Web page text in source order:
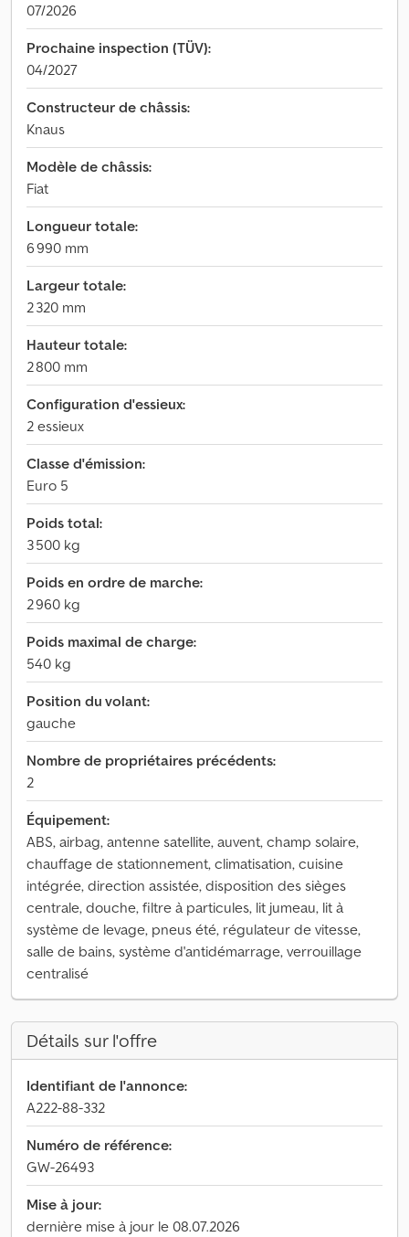
07/2026
Prochaine inspection (TÜV):
04/2027
Constructeur de châssis:
Knaus
Modèle de châssis:
Fiat
Longueur totale:
6 990 mm
Largeur totale:
2 320 mm
Hauteur totale:
2 800 mm
Configuration d'essieux:
2 essieux
Classe d'émission:
Euro 5
Poids total:
3 500 kg
Poids en ordre de marche:
2 960 kg
Poids maximal de charge:
540 kg
Position du volant:
gauche
Nombre de propriétaires précédents:
2
Équipement:
ABS, airbag, antenne satellite, auvent, champ solaire,
chauffage de stationnement, climatisation, cuisine
intégrée, direction assistée, disposition des sièges
centrale, douche, filtre à particules, lit jumeau, lit à
système de levage, pneus été, régulateur de vitesse,
salle de bains, système d'antidémarrage, verrouillage
centralisé
Détails sur l'offre
Identifiant de l'annonce:
A222-88-332
Numéro de référence:
GW-26493
Mise à jour:
dernière mise à jour le 08.07.2026